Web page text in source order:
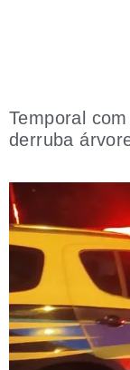
Temporal
derruba